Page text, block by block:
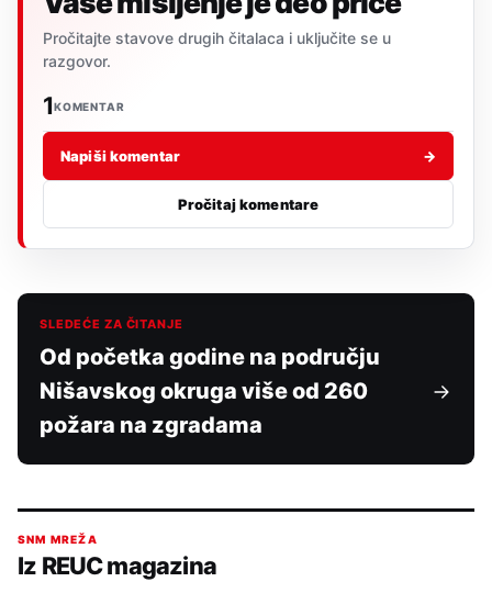
Pročitajte stavove drugih čitalaca i uključite se u
razgovor.
1KOMENTAR
Napiši komentar →
Pročitaj komentare
SLEDEĆE ZA ČITANJE
Od početka godine na području
Nišavskog okruga više od 260
požara na zgradama
SNM MREŽA
Iz REUC magazina